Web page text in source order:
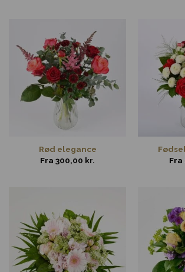
Rød elegance
Fra 300,00 kr.
Fra